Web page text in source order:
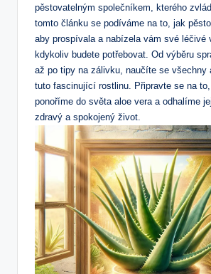
pěstovatelným společníkem, kterého
tomto článku se podíváme na to, jak
aby prospívala a nabízela vám své léčivé
kdykoliv budete potřebovat. Od výběru
až po tipy na zálivku, naučíte se všechny
tuto fascinující rostlinu. Připravte se na
ponoříme do světa aloe vera a odhalíme
zdravý a spokojený život.